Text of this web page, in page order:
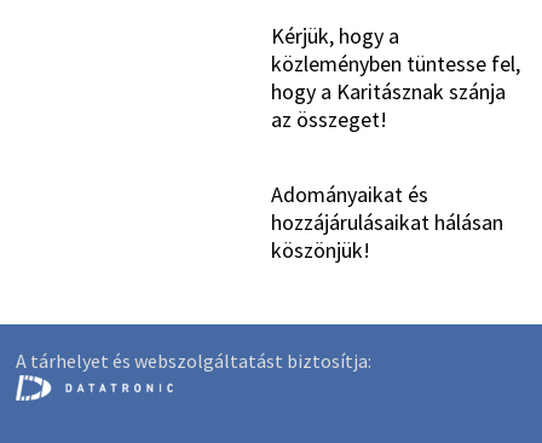
Kérjük, hogy a
közleményben tüntesse fel,
hogy a Karitásznak szánja
az összeget!
Adományaikat és
hozzájárulásaikat hálásan
köszönjük!
A tárhelyet és webszolgáltatást biztosítja: